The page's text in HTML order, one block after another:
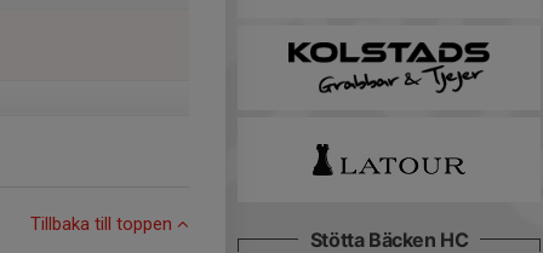
Tillbaka till toppen
Stötta Bäcken HC